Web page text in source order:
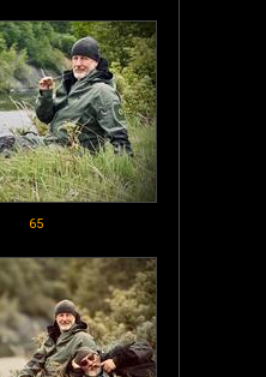
65